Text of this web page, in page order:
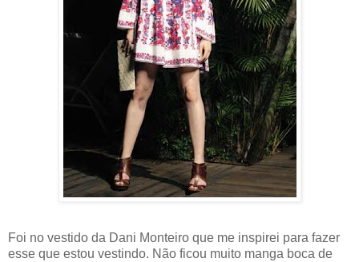
Foi no vestido da Dani Monteiro que me inspirei para fazer
esse que estou vestindo. Não ficou muito manga boca de